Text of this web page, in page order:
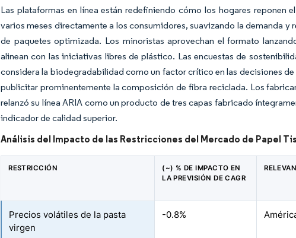
Las plataformas en línea están redefiniendo cómo los hogares reponen
varios meses directamente a los consumidores, suavizando la demanda
de paquetes optimizada. Los minoristas aprovechan el formato
alinean con las iniciativas libres de plástico. Las encuestas de
considera la biodegradabilidad como un factor crítico en las decisiones
publicitar prominentemente la composición de fibra reciclada. Los
relanzó su línea ARIA como un producto de tres capas fabricado
indicador de calidad superior.
Análisis del Impacto de las Restricciones del Mercado de Papel
RESTRICCIÓN
(~) % DE IMPACTO EN
LA PREVISIÓN DE CAGR
Precios volátiles de la pasta
virgen
-0.8%